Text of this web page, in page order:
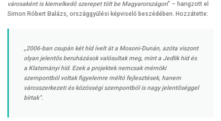
városaként is kiemelkedő szerepet tölt be Magyarországon” – hangzott el
Simon Róbert Balázs, országgyűlési képviselő beszédében. Hozzátette:
„2006-ban csupán két híd ívelt át a Mosoni-Dunán, azóta viszont
olyan jelentős beruházások valósultak meg, mint a Jedlik híd és
a Klatsmányi híd. Ezek a projektek nemcsak mérnöki
szempontból voltak figyelemre méltó fejlesztések, hanem
városszerkezeti és közösségi szempontból is nagy jelentőséggel
bírtak”.